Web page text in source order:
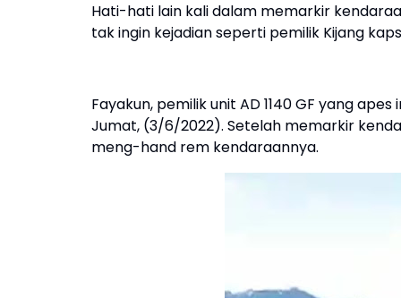
Hati-hati lain kali dalam memarkir
tak ingin kejadian seperti pemilik Kijang
Fayakun, pemilik unit AD 1140 GF yang
Jumat, (3/6/2022). Setelah memarkir
meng-hand rem kendaraannya.